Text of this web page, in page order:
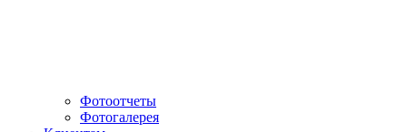
Фотоотчеты
Фотогалерея